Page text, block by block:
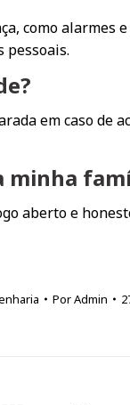
como alarmes
pessoais.
em caso de
minha
aberto e
PorAdmin